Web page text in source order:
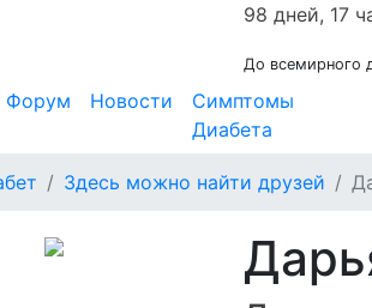
98 дней, 17
До всемирного
Форум Новости
Симптомы
Диабета
Здесь можно найти друзей